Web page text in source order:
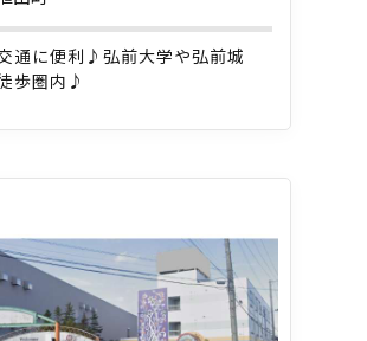
通に便利♪弘前大学や弘前城
歩圏内♪